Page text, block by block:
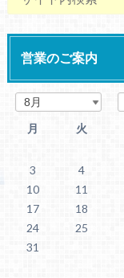
営業のご案内
月 火
3
4
10
11
17
18
24
25
31